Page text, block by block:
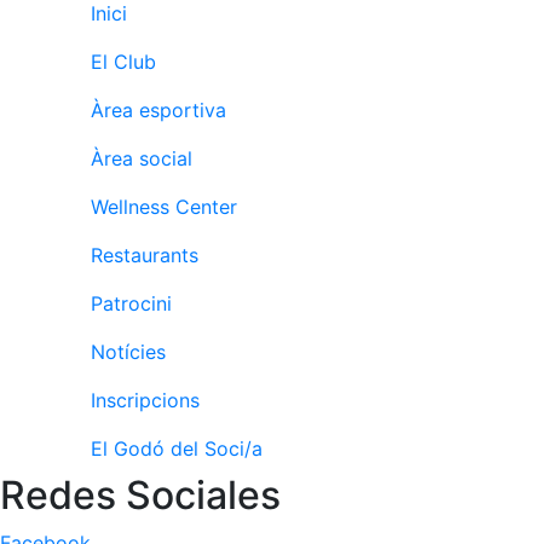
Activitats
Normativa
Restaurants
Restaurant
Chill Out
Patrocini
Inici
El Club
Àrea esportiva
Àrea social
Wellness Center
Restaurants
Patrocini
Notícies
Inscripcions
El Godó del Soci/a
Redes Sociales